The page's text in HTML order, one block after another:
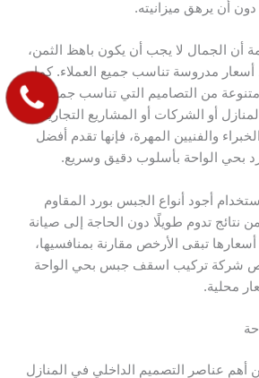
أن يرهق ميزانيته.
أن الجمال لا يجب أن يكون باهظ الثمن،
مدروسة تناسب جميع العملاء. كما
من التصاميم التي تناسب جميع
أو الشركات أو المشاريع التجارية.
والفنيين المهرة، فإنها تقدم أفضل
بحي الواحة بأسلوب دقيق وسريع.
أجود أنواع الجبس بورد المقاوم
نتائج تدوم طويلًا دون الحاجة إلى صيانة
تبقى الأرخص مقارنة بمنافسيها،
شركة تركيب اسقف جبس بحي الواحة
محلية.
أهم عناصر التصميم الداخلي في المنازل